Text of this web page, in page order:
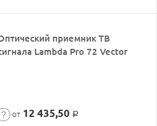
приемник ТВ
Lambda Pro 72 Vector
от 12 435,50 Р